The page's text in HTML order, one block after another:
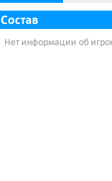
Состав
Нет информации об